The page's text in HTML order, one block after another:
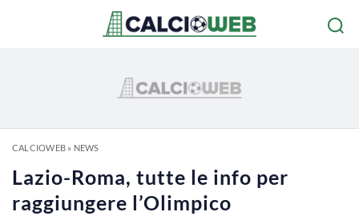
CALCIOWEB» NEWS
Lazio-Roma, tutte le info per
raggiungere l’Olimpico